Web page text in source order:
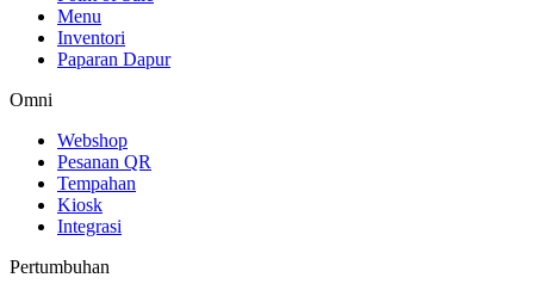
Menu
Inventori
Paparan Dapur
Omni
Webshop
Pesanan QR
Tempahan
Kiosk
Integrasi
Pertumbuhan